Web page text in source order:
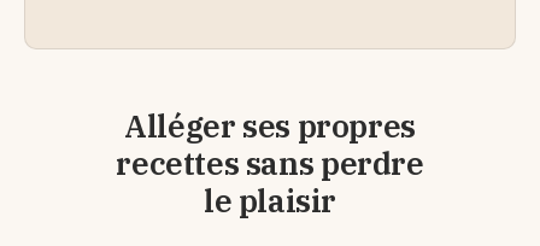
Alléger ses propres
recettes sans perdre
le plaisir